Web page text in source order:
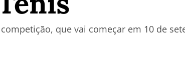
que vai começar em 10 de